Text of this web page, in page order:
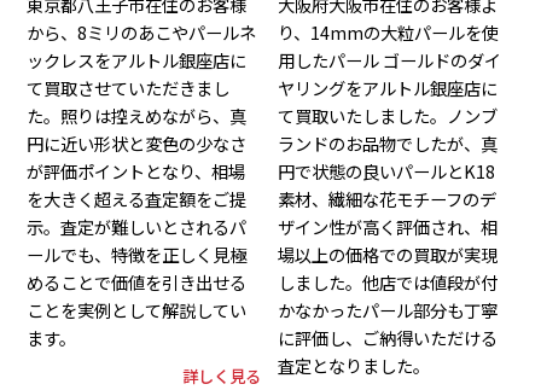
から、8ミリのあこやパールネ
ックレスをアルトル銀座店に
て買取させていただきまし
た。照りは控えめながら、真
円に近い形状と変色の少なさ
が評価ポイントとなり、相場
を大きく超える査定額をご提
示。査定が難しいとされるパ
ールでも、特徴を正しく見極
めることで価値を引き出せる
ことを実例として解説してい
ます。
詳しく見る
り、14mmの大粒パールを使
用したパール ゴールドのダイ
ヤリングをアルトル銀座店に
て買取いたしました。ノンブ
ランドのお品物でしたが、真
円で状態の良いパールとK18
素材、繊細な花モチーフのデ
ザイン性が高く評価され、相
場以上の価格での買取が実現
しました。他店では値段が付
かなかったパール部分も丁寧
に評価し、ご納得いただける
査定となりました。